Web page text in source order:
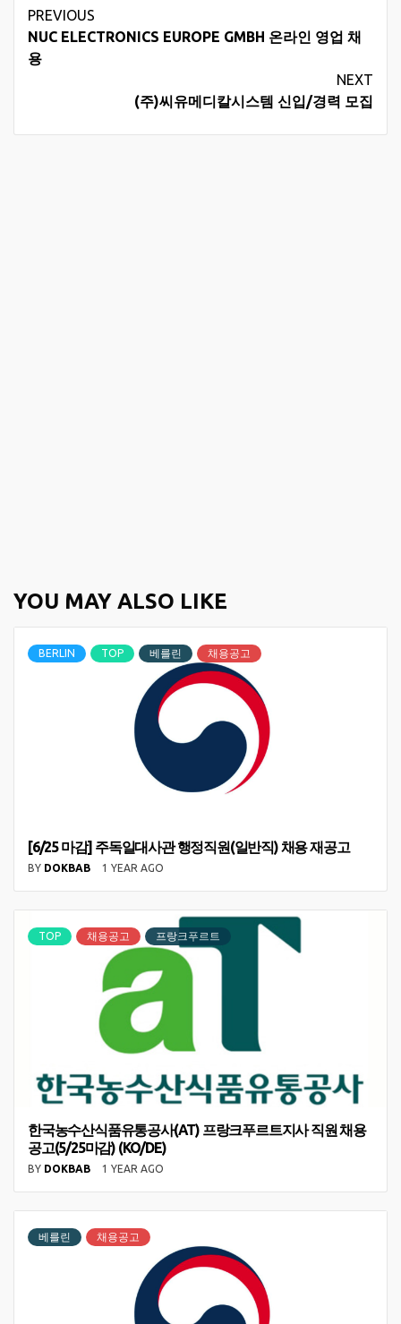
Continue
Reading
PREVIOUS
NUC ELECTRONICS EUROPE GMBH 온라인 영업 채
용
NEXT
(주)씨유메디칼시스템 신입/경력 모집
YOU MAY ALSO LIKE
BERLIN TOP 베를린 채용공고
[6/25 마감] 주독일대사관 행정직원(일반직) 채용 재공고
BY DOKBAB 1 YEAR AGO
TOP 채용공고 프랑크푸르트
한국농수산식품유통공사(AT) 프랑크푸르트지사 직원 채용
공고(5/25마감) (KO/DE)
BY DOKBAB 1 YEAR AGO
베를린 채용공고